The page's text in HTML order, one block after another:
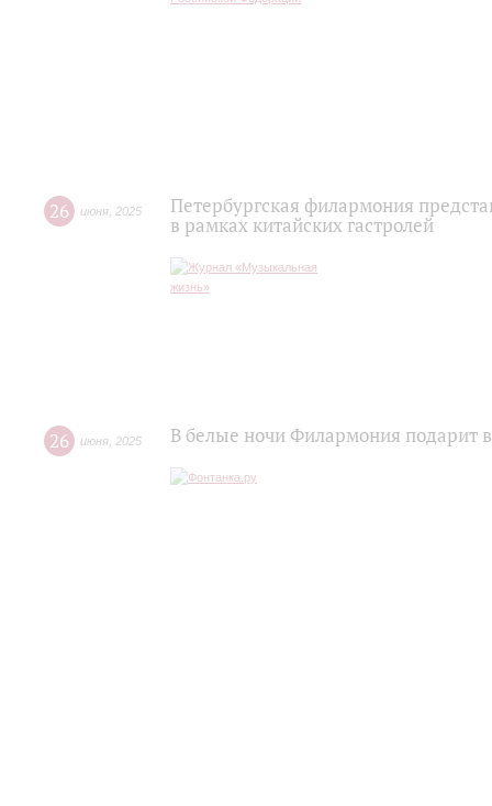
26 июня 2025
Петербургская филармония
в рамках китайских гастролей
26 июня 2025 В белые ночи Филармония подарит